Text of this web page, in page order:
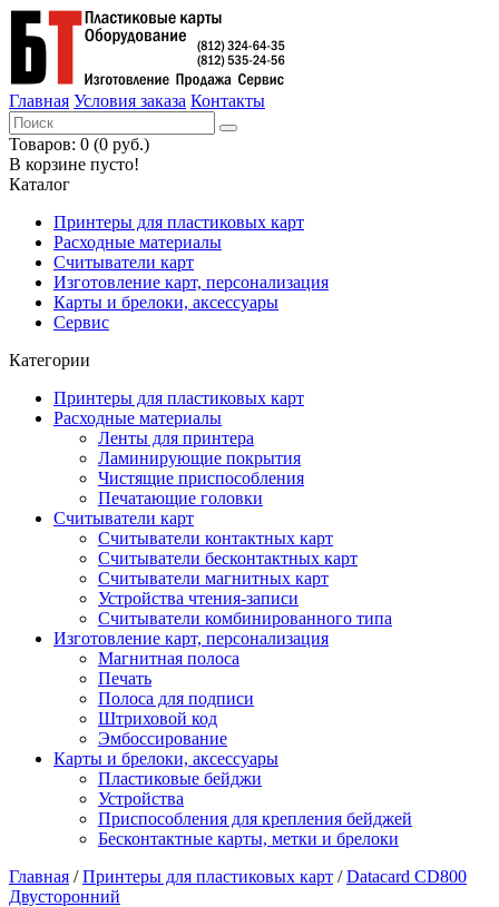
Главная Условия заказа Контакты
Товаров: 0 (0 руб.)
В корзине пусто!
Каталог
Принтеры для пластиковых карт
Расходные материалы
Считыватели карт
Изготовление карт, персонализация
Карты и брелоки, аксессуары
Сервис
Категории
Принтеры для пластиковых карт
Расходные материалы
Ленты для принтера
Ламинирующие покрытия
Чистящие приспособления
Печатающие головки
Считыватели карт
Считыватели контактных карт
Считыватели бесконтактных карт
Считыватели магнитных карт
Устройства чтения-записи
Считыватели комбинированного типа
Изготовление карт, персонализация
Магнитная полоса
Печать
Полоса для подписи
Штриховой код
Эмбоссирование
Карты и брелоки, аксессуары
Пластиковые бейджи
Устройства
Приспособления для крепления бейджей
Бесконтактные карты, метки и брелоки
Главная / Принтеры для пластиковых карт / Datacard CD800
Двусторонний